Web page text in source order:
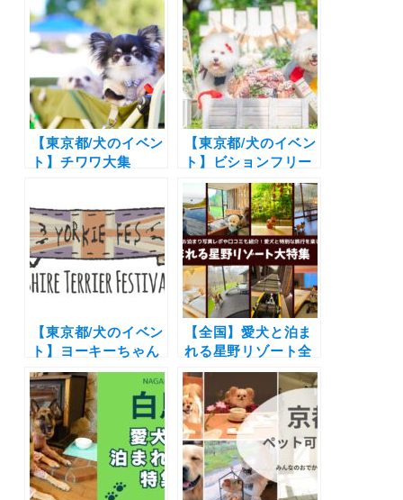
くお買い物やBBQや
名刺交換会もあるよ
「 Dachshund
Festival 2022 –」
（イーノの森 Dog
Garden）11月23日
（水・祝）
ォトスポットも「マ
ルフェス2022 –
Maltese Festa
2022 –」（イーノの
森 Dog Garden）
5/1開催（他の犬種
も参加OK）
【東京都/犬のイベン
ト】チワワ大集
「チワワ
EXPO2022」（イー
ノの森 Dog
Garden）5/8開催！
※他の犬種も参加OK
【東京都/犬のイベン
ト】ビションフリー
ゼの祭典「ビション
フリーゼフェスティ
バル2023 クリパ」
（イーノの森DOG
GARDEN）12/3
【東京都/犬のイベン
ト】ヨーキーちゃん
集まれ！マルシェや
ドッグランの他に楽
しいステージイベン
トも盛りだくさん！
「ヨーキーフェス
2022」（イーノの森
Dog Garden）5/22
【全国】愛犬と泊ま
れる星野リゾート全
42施設大特集！実際
のお泊まり写真レポ
や口コミも | 大切な
ペットと特別な旅行
を楽しもう♪